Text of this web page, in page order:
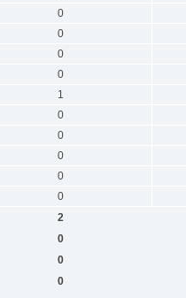
0
0
0
0
1
0
0
0
0
0
2
0
0
0